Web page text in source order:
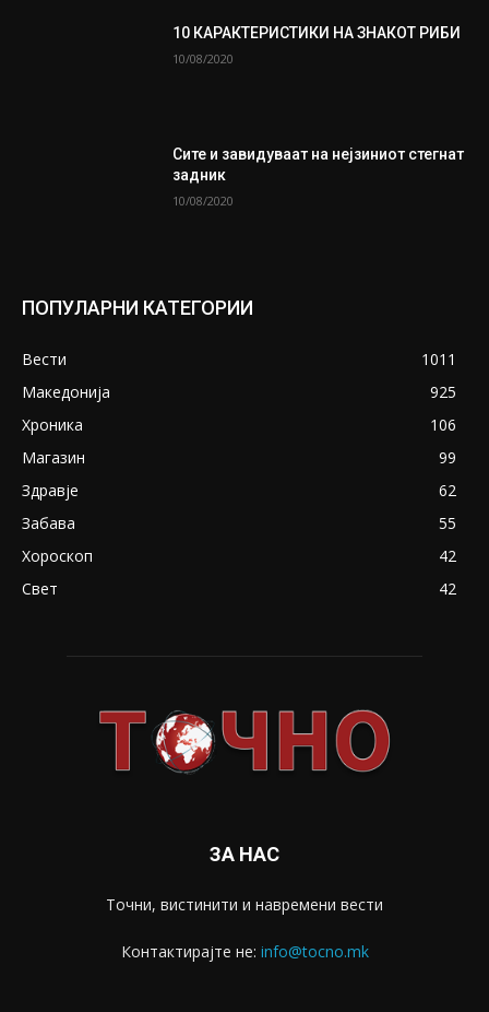
10 КАРАКТЕРИСТИКИ НА ЗНАКОТ РИБИ
10/08/2020
Сите и завидуваат на нејзиниот стегнат
задник
10/08/2020
ПОПУЛАРНИ КАТЕГОРИИ
Вести
1011
Македонија
925
Хроника
106
Магазин
99
Здравје
62
Забава
55
Хороскоп
42
Свет
42
ЗА НАС
Точни, вистинити и навремени вести
Контактирајте не: info@tocno.mk